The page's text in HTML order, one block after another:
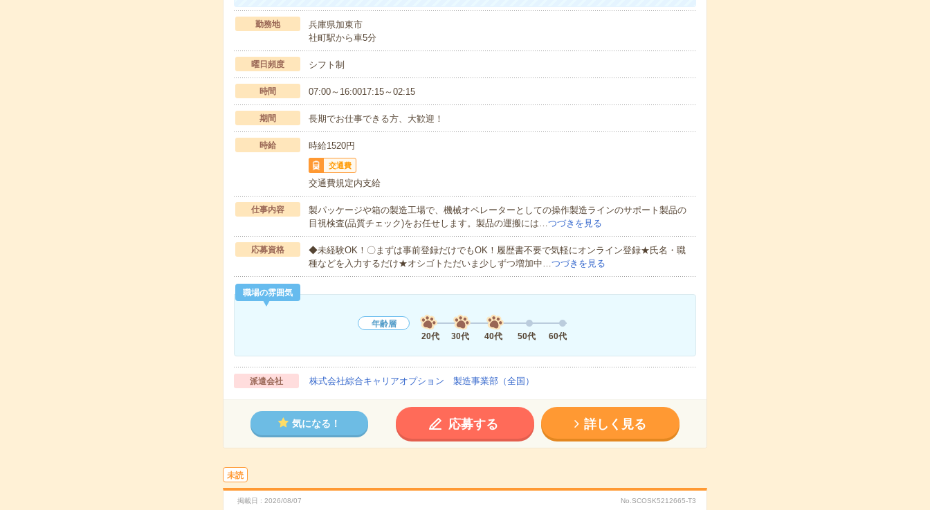
勤務地
兵庫県加東市
社町駅から車5分
曜日頻度 シフト制
時間 07:00～16:0017:15～02:15
期間 長期でお仕事できる方、大歓迎！
時給 時給1520円
交通費
交通費規定内支給
仕事内容
製パッケージや箱の製造工場で、機械オペレーターとしての操作製造ラインのサポート製品の
目視検査(品質チェック)をお任せします。製品の運搬には…つづきを見る
応募資格
◆未経験OK！〇まずは事前登録だけでもOK！履歴書不要で気軽にオンライン登録★氏名・職
種などを入力するだけ★オシゴトただいま少しずつ増加中…つづきを見る
職場の雰囲気
年齢層
20代
30代 40代 50代 60代
派遣会社 株式会社綜合キャリアオプション 製造事業部（全国）
気になる！ 応募する 詳しく見る
未読
掲載日 2026/08/07 No.SCOSK5212665-T3